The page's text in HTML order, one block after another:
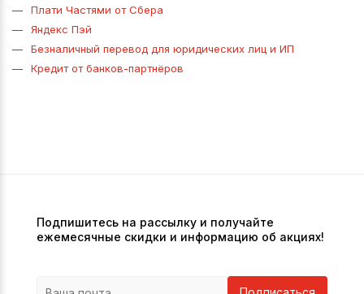
Плати Частями от Сбера
Яндекс Пэй
Безналичный перевод для юридических лиц и ИП
Кредит от банков-партнёров
Подпишитесь на рассылку и получайте
ежемесячные скидки и информацию об акциях!